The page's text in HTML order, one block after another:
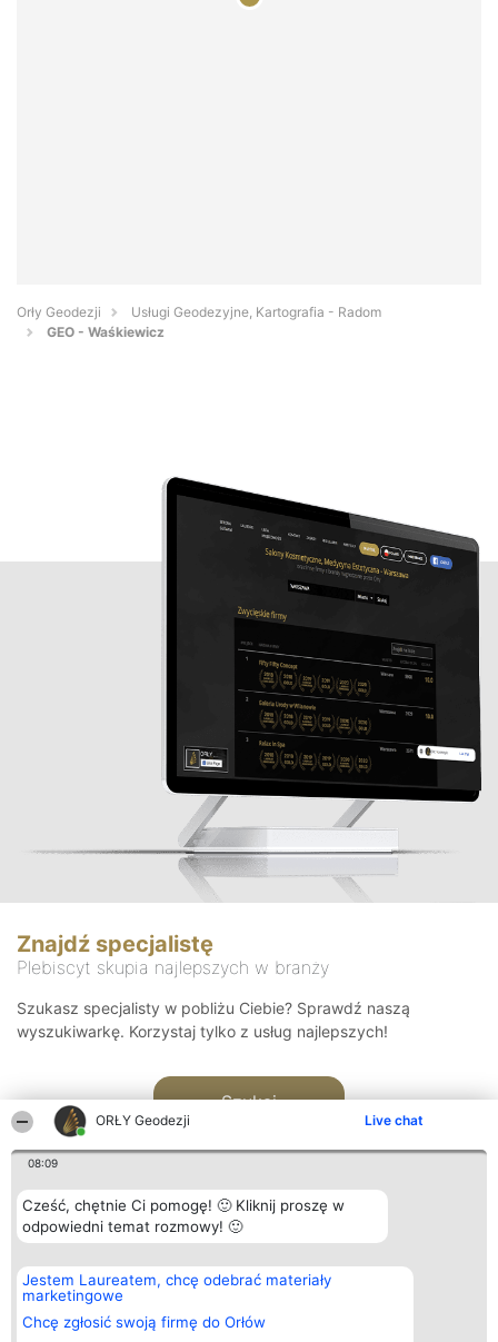
ORŁY Geodezji Live chat
08:09
Cześć, chętnie Ci pomogę! 🙂 Kliknij proszę w
odpowiedni temat rozmowy! 🙂
Jestem Laureatem, chcę odebrać materiały
marketingowe
Chcę zgłosić swoją firmę do Orłów
Orły Geodezji
Usługi Geodezyjne, Kartografia - Radom
GEO - Waśkiewicz
Znajdź specjalistę
Plebiscyt skupia najlepszych w branży
Szukasz specjalisty w pobliżu Ciebie? Sprawdź naszą
wyszukiwarkę. Korzystaj tylko z usług najlepszych!
Szukaj
Organizator plebiscytu
Bright Side Solutions sp. z o.
o. sp. k.
ul. Ruska 22
Wrocław 50-079
Plebiscyt
Laureaci
wszystkich
Laureatów
Kontakt
Kontakt